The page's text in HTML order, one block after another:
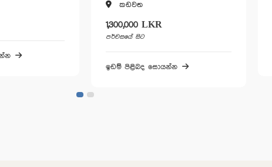
කඩවත
1,300,000 LKR
පර්චසයේ සිට
ඉඩම් පිළිබද සොයන්න